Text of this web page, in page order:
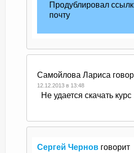
Продублировал
почту
Самойлова Лариса
12.12.2013 в 13:48
Не удается скачать курс
Сергей Чернов говорит